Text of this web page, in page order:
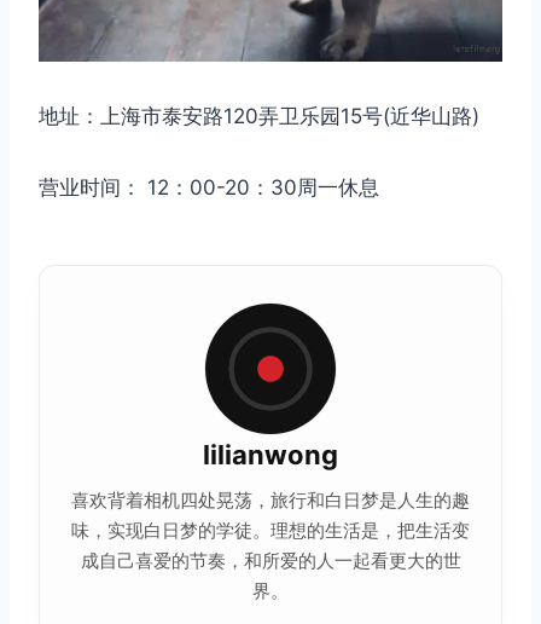
地址：上海市泰安路120弄卫乐园15号(近华山路)
营业时间： 12：00-20：30周一休息
lilianwong
喜欢背着相机四处晃荡，旅行和白日梦是人生的趣
味，实现白日梦的学徒。理想的生活是，把生活变
成自己喜爱的节奏，和所爱的人一起看更大的世
界。